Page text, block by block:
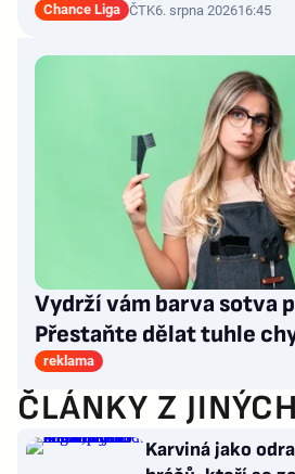
Chance Liga ČTK6. srpna 202616:45
Vydrží vám barva sotva
Přestaňte dělat tuhle
reklama
ČLÁNKY Z
Karviná jako